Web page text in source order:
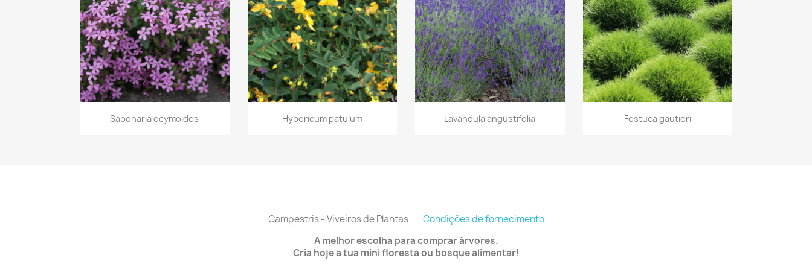
Vista rápida
Saponaria ocymoides Vista rápida
Hypericum patulum Vista rápida
Lavandula angustifolia Vista rápida
Festuca gautieri
Campestris - Viveiros de Plantas Condições de fornecimento
A melhor escolha para comprar árvores.
Cria hoje a tua mini floresta ou bosque alimentar!